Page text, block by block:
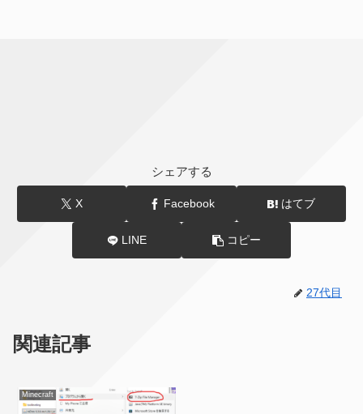
シェアする
X Facebook はてブ
LINE コピー
27代目
関連記事
Minecraft